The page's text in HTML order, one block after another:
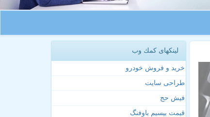
لینکهای كمك وب
خرید و فروش خودرو
طراحی سایت
فیش حج
قیمت بیسیم باوفنگ